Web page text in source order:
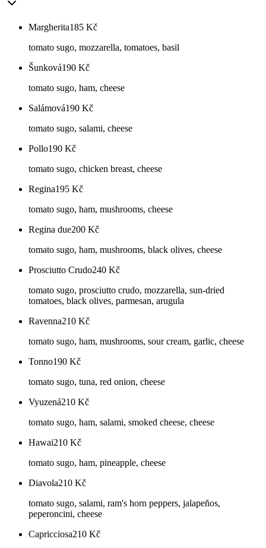
Margherita185 Kč
tomato sugo, mozzarella, tomatoes, basil
Šunková190 Kč
tomato sugo, ham, cheese
Salámová190 Kč
tomato sugo, salami, cheese
Pollo190 Kč
tomato sugo, chicken breast, cheese
Regina195 Kč
tomato sugo, ham, mushrooms, cheese
Regina due200 Kč
tomato sugo, ham, mushrooms, black olives, cheese
Prosciutto Crudo240 Kč
tomato sugo, prosciutto crudo, mozzarella, sun-dried
tomatoes, black olives, parmesan, arugula
Ravenna210 Kč
tomato sugo, ham, mushrooms, sour cream, garlic, cheese
Tonno190 Kč
tomato sugo, tuna, red onion, cheese
Vyuzená210 Kč
tomato sugo, ham, salami, smoked cheese, cheese
Hawai210 Kč
tomato sugo, ham, pineapple, cheese
Diavola210 Kč
tomato sugo, salami, ram's horn peppers, jalapeños,
peperoncini, cheese
Capricciosa210 Kč